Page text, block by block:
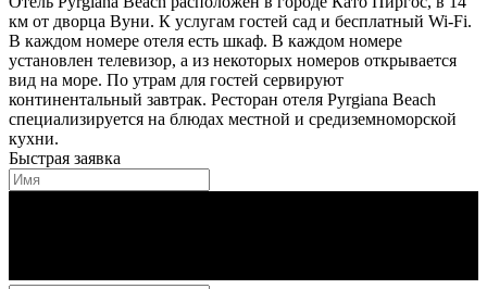
км от дворца Вуни. К услугам гостей сад и бесплатный Wi-Fi.
В каждом номере отеля есть шкаф. В каждом номере
установлен телевизор, а из некоторых номеров открывается
вид на море. По утрам для гостей сервируют
континентальный завтрак. Ресторан отеля Pyrgiana Beach
специализируется на блюдах местной и средиземноморской
кухни.
Быстрая заявка